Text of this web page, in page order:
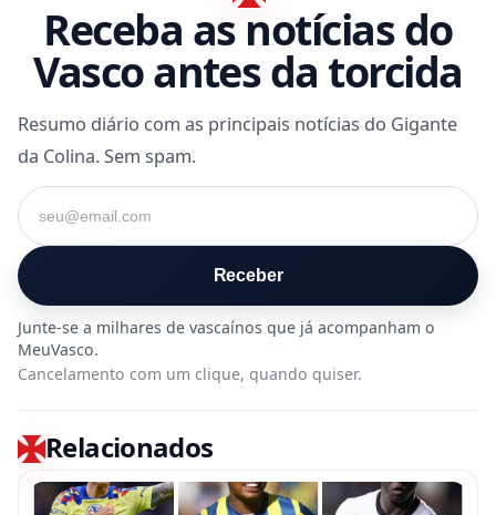
Receba as notícias do
Vasco antes da torcida
Resumo diário com as principais notícias do Gigante
da Colina. Sem spam.
Seu e-mail
Receber
Cancelamento com um clique, quando quiser.
Relacionados